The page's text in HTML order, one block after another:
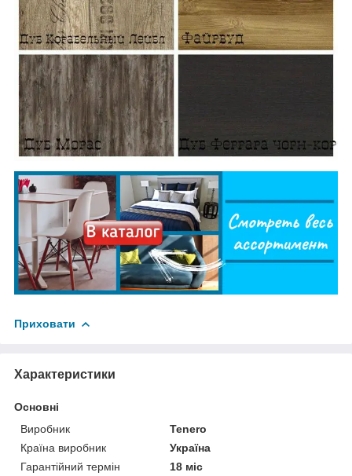
Приховати
Характеристики
Основні
Виробник
Tenero
Країна виробник
Україна
Гарантійний термін
18 міс